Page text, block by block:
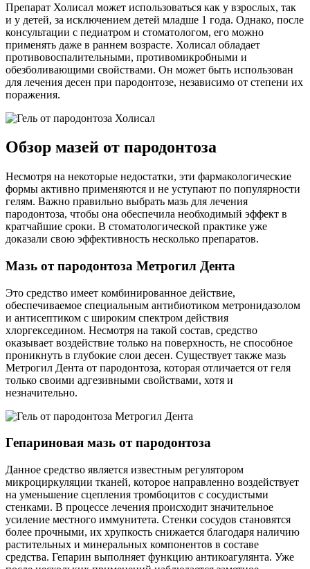
Препарат Холисал может использоваться как у взрослых, так
и у детей, за исключением детей младше 1 года. Однако, после
консультации с педиатром и стоматологом, его можно
применять даже в раннем возрасте. Холисал обладает
противовоспалительными, противомикробными и
обезболивающими свойствами. Он может быть использован
для лечения десен при пародонтозе, независимо от степени их
поражения.
Обзор мазей от пародонтоза
Несмотря на некоторые недостатки, эти фармакологические
формы активно применяются и не уступают по популярности
гелям. Важно правильно выбрать мазь для лечения
пародонтоза, чтобы она обеспечила необходимый эффект в
кратчайшие сроки. В стоматологической практике уже
доказали свою эффективность несколько препаратов.
Мазь от пародонтоза Метрогил Дента
Это средство имеет комбинированное действие,
обеспечиваемое специальным антибиотиком метронидазолом
и антисептиком с широким спектром действия
хлоргекседином. Несмотря на такой состав, средство
оказывает воздействие только на поверхность, не способное
проникнуть в глубокие слои десен. Существует также мазь
Метрогил Дента от пародонтоза, которая отличается от геля
только своими адгезивными свойствами, хотя и
незначительно.
Гепариновая мазь от пародонтоза
Данное средство является известным регулятором
микроциркуляции тканей, которое направленно воздействует
на уменьшение сцепления тромбоцитов с сосудистыми
стенками. В процессе лечения происходит значительное
усиление местного иммунитета. Стенки сосудов становятся
более прочными, их хрупкость снижается благодаря наличию
растительных и минеральных компонентов в составе
средства. Гепарин выполняет функцию антикоагулянта. Уже